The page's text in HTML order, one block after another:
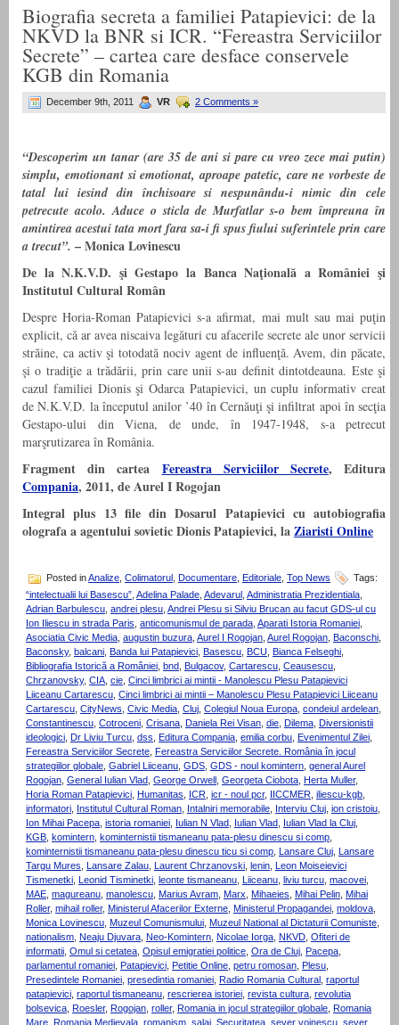
Biografia secreta a familiei Patapievici: de la
NKVD la BNR si ICR. “Fereastra Serviciilor
Secrete” – cartea care desface conservele
KGB din Romania
December 9th, 2011 VR 2 Comments »
“Descoperim un tanar (are 35 de ani si pare cu vreo zece mai putin)
simplu, emotionant si emotionat, aproape patetic, care ne vorbeste de
tatal lui iesind din închisoare si nespunându-i nimic din cele
petrecute acolo. Aduce o sticla de Murfatlar s-o bem împreuna în
amintirea acestui tata mort fara sa-i fi spus fiului suferintele prin care
a trecut”. – Monica Lovinescu
De la N.K.V.D. şi Gestapo la Banca Naţională a României şi
Institutul Cultural Român
Despre Horia-Roman Patapievici s-a afirmat, mai mult sau mai puţin
ex­plicit, că ar avea niscaiva legături cu afacerile secrete ale unor servicii
străine, ca activ şi totodată nociv agent de influenţă. Avem, din păcate,
şi o tradiţie a trădării, prin care unii s-au definit dintotdeauna. Este şi
cazul familiei Dionis şi Odarca Patapievici, un cuplu informativ creat
de N.K.V.D. la începutul anilor ’40 în Cernăuţi şi infiltrat apoi în secţia
Gestapo-ului din Viena, de unde, în 1947-1948, s-a petrecut
marşrutizarea în România.
Fragment din cartea Fereastra Serviciilor Secrete, Editura
Compania, 2011, de Aurel I Rogojan
Integral plus 13 file din Dosarul Patapievici cu autobiografia
olografa a agentului sovietic Dionis Patapievici, laZiaristi Online
Posted inAnalize Colimatorul Documentare Editoriale Top News
Tags:
“intelectualii lui Basescu”, Adelina Palade, Adevarul , Administratia Prezidentiala,
Adrian Barbulescu, andrei plesu, Andrei Plesu si Silviu Brucan au facut GDS-ul cu
Ion Iliescu in strada Paris, anticomunismul de parada, Aparati Istoria Romaniei,
Asociatia Civic Media, augustin buzura, Aurel I Rogojan, Aurel Rogojan, Baconschi,
Baconsky, balcani, Banda lui Patapievici, Basescu, BCU, Bianca Felseghi,
Bibliografia Istorică a României, bnd, Bulgacov, Cartarescu, Ceausescu,
Chrzanovsky, CIA, cie, Cinci limbrici ai mintii - Manolescu Plesu Patapievici
Liiceanu Cartarescu, Cinci limbrici ai mintii – Manolescu Plesu Patapievici Liiceanu
Cartarescu, CityNews, Civic Media, Cluj, Colegiul Noua Europa, condeiul ardelean,
Constantinescu, Cotroceni, Crisana, Daniela Rei Visan, die, Dilema, Diversionistii
ideologici, Dr Liviu Turcu, dss, Editura Compania, emilia corbu, Evenimentul Zilei,
Fereastra Serviciilor Secrete, Fereastra Serviciilor Secrete. România în jocul
strategiilor globale, Gabriel Liiceanu, GDS, GDS - noul komintern, general Aurel
Rogojan, General Iulian Vlad, George Orwell , Georgeta Ciobota, Herta Muller,
Horia Roman Patapievici, Humanitas, ICR, icr - noul pcr, IICCMER, iliescu-kgb,
informatori, Institutul Cultural Roman, Intalniri memorabile, Interviu Cluj, ion cristoiu,
Ion Mihai Pacepa, istoria romaniei, Iulian N Vlad, Iulian Vlad, Iulian Vlad la Cluj,
KGB, komintern, kominternistii tismaneanu pata-plesu dinescu si comp,
kominternistii tismaneanu pata-plesu dinescu ticu si comp, Lansare Cluj, Lansare
Targu Mures, Lansare Zalau, Laurent Chrzanovski, lenin, Leon Moiseievici
Tismenetki, Leonid Tisminetki, leonte tismaneanu, Liiceanu, liviu turcu, macovei,
MAE, magureanu, manolescu, Marius Avram, Marx, Mihaeies, Mihai Pelin, Mihai
Roller, mihail roller, Ministerul Afacerilor Externe, Ministerul Propagandei, moldova,
Monica Lovinescu, Muzeul Comunismului, Muzeul National al Dictaturii Comuniste,
nationalism, Neaju Djuvara, Neo-Komintern, Nicolae Iorga, NKVD, Ofiteri de
informatii, Omul si cetatea, Opisul emigratiei politice, Ora de Cluj, Pacepa,
parlamentul romaniei, Patapievici, Petitie Online, petru romosan, Plesu,
Presedintele Romaniei, presedintia romaniei, Radio Romania Cultural , raportul
patapievici, raportul tismaneanu, rescrierea istoriei, revista cultura, revolutia
bolsevica, Roesler, Rogojan, roller, Romania in jocul strategiilor globale, Romania
Mare
Romania Medievala romanism salaj Securitatea sever voinescu sever